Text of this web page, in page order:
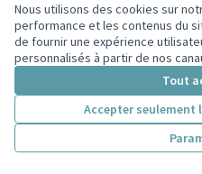
Nous utilisons des cookies sur
performance et les contenus du
de fournir une expérience
personnalisés à partir de nos
Tout
Accepter seulement